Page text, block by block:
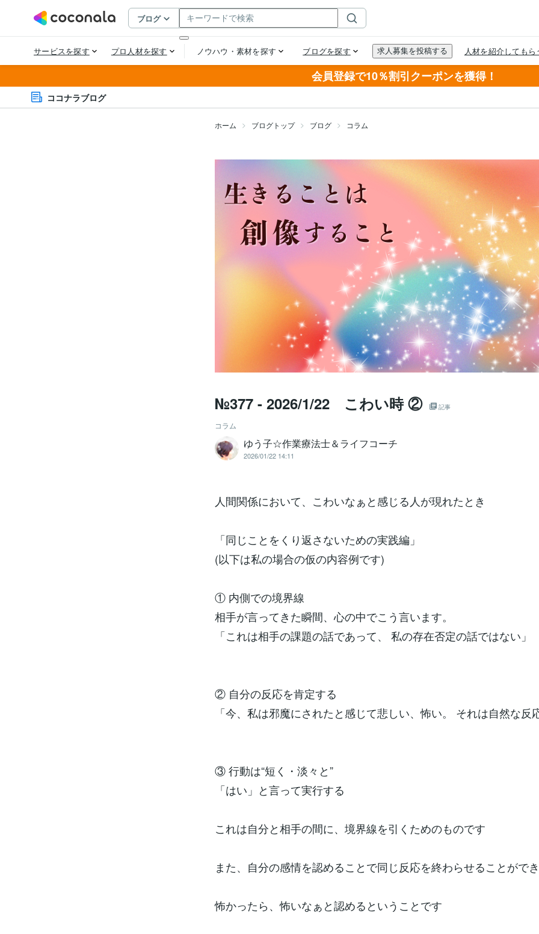
会員登録で10％割引クーポンを獲得！
ココナラブログ
ホーム ブログトップ ブログ コラム
№377 - 2026/1/22 こわい時 ② 記事
コラム
ゆう子☆作業療法士＆ライフコーチ
2026/01/22 14:11
人間関係において、こわいなぁと感じる人が現れたとき
「同じことをくり返さないための実践編」
(以下は私の場合の仮の内容例です)
① 内側での境界線
相手が言ってきた瞬間、心の中でこう言います。
「これは相手の課題の話であって、 私の存在否定の話ではない」
② 自分の反応を肯定する
「今、私は邪魔にされたと感じて悲しい、怖い。 それは自然な反
③ 行動は“短く・淡々と”
「はい」と言って実行する
これは自分と相手の間に、境界線を引くためのものです
また、自分の感情を認めることで同じ反応を終わらせることがで
怖かったら、怖いなぁと認めるということです